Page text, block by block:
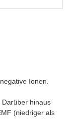
Ionen.
hinaus
(niedriger als